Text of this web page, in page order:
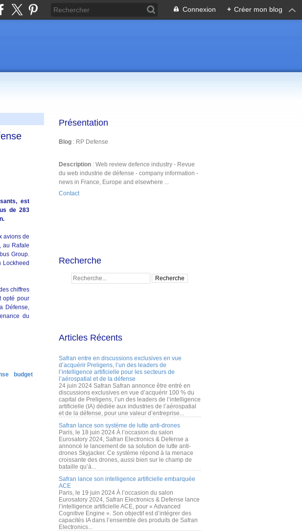
Connexion + Créer mon blog
est
de 283
avions de
au Rafale
Group.
Lockheed
chiffres
opté pour
Défense,
du
budget
Présentation
Blog : RP Defense
Description : Web review defence industry - Revue
du web industrie de défense - company information -
news in France, Europe and elsewhere ...
Contact
Recherche
Articles Récents
Safran entre en discussions exclusives en vue
d’acquérir Preligens, l’un des leaders de
l’intelligence artificielle pour les secteurs de
l’aérospatial et de la défense
24 juin 2024 Safran Safran annonce être entré en
discussions exclusives en vue d’acquérir 100 % du
capital de Preligens, l’un des leaders de l’intelligence
artificielle (IA) dédiée aux industries de l’aérospatial
et de la défense, pour une valeur d’entreprise...
Safran lance son système de lutte anti-drones
Paris, le 18 juin 2024 À l’occasion du salon
Eurosatory 2024, Safran Electronics & Defense a
annoncé le lancement de sa solution de lutte anti-
drones Skyjacker. Ce système répond à la menace
croissante des drones, aussi bien sur le champ de
bataille qu’à...
Safran lance son intelligence artificielle embarquée
ACE
Paris, le 19 juin 2024 À l’occasion du salon
Eurosatory 2024, Safran Electronics & Defense lance
l’intelligence artificielle ACE, pour « Advanced
Cognitive Engine ». Son objectif est d’intégrer des
capacités IA dans l’ensemble des produits de Safran
Electronics...